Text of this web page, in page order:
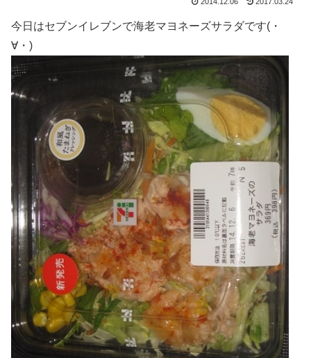
今日はセブンイレブンで海老マヨネーズサラダです(・
∀・)